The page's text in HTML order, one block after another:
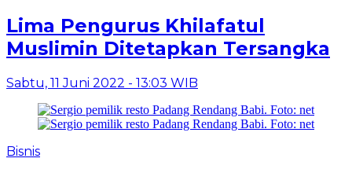
Lima Pengurus Khilafatul
Muslimin Ditetapkan Tersangka
Sabtu, 11 Juni 2022 - 13:03 WIB
Bisnis